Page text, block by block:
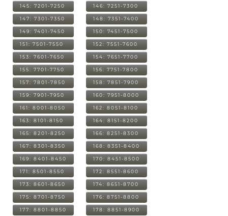
145: 7201-7250 146: 7251-7300
147: 7301-7350 148: 7351-7400
149: 7401-7450 150: 7451-7500
151: 7501-7550 152: 7551-7600
153: 7601-7650 154: 7651-7700
155: 7701-7750 156: 7751-7800
157: 7801-7850 158: 7851-7900
159: 7901-7950 160: 7951-8000
161: 8001-8050 162: 8051-8100
163: 8101-8150 164: 8151-8200
165: 8201-8250 166: 8251-8300
167: 8301-8350 168: 8351-8400
169: 8401-8450 170: 8451-8500
171: 8501-8550 172: 8551-8600
173: 8601-8650 174: 8651-8700
175: 8701-8750 176: 8751-8800
177: 8801-8850 178: 8851-8900